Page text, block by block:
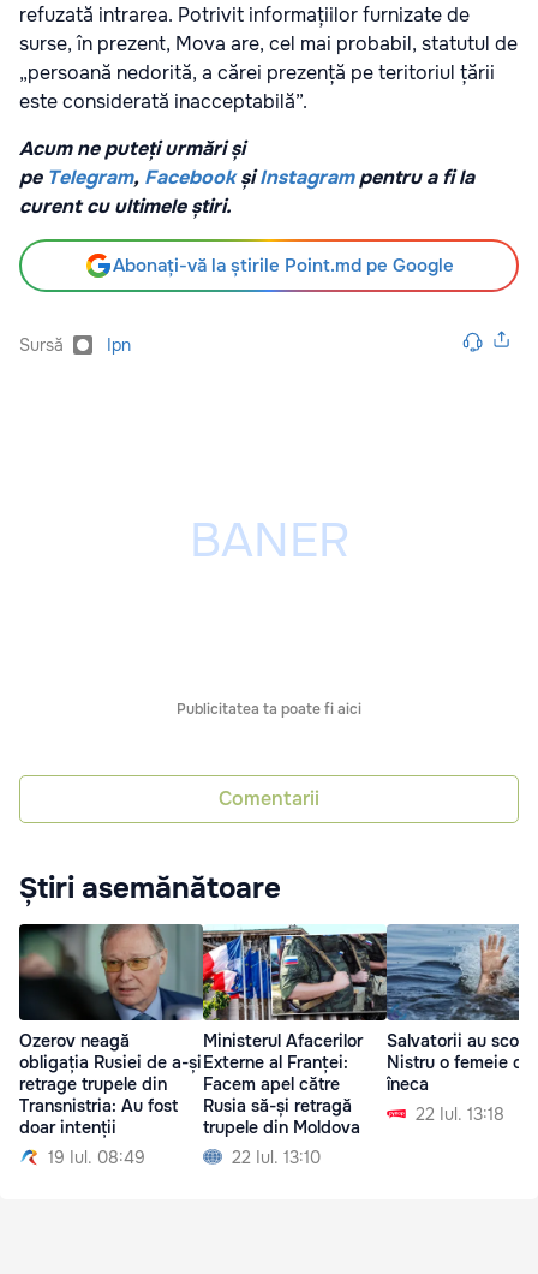
refuzată intrarea. Potrivit informațiilor furnizate de
surse, în prezent, Mova are, cel mai probabil, statutul de
„persoană nedorită, a cărei prezență pe teritoriul țării
este considerată inacceptabilă”.
Acum ne puteți urmări și
pe Telegram, Facebook șiInstagrampentru a fi la
curent cu ultimele știri.
Abonați-vă la știrile Point.md pe Google
Sursă Ipn
Publicitatea ta poate fi aici
Comentarii
Știri asemănătoare
Ozerov neagă
obligația Rusiei de a-și
retrage trupele din
Transnistria: Au fost
doar intenții
19 Iul. 08:49
Ministerul Afacerilor
Externe al Franței:
Facem apel către
Rusia să-și retragă
trupele din Moldova
22 Iul. 13:10
Salvatorii au scos
Nistru o femeie
îneca
22 Iul. 13:18